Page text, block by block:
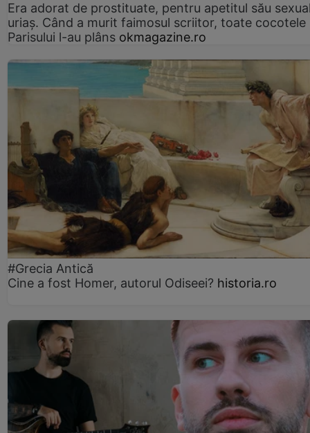
Era adorat de prostituate, pentru apetitul său
uriaș. Când a murit faimosul scriitor, toate cocotele
Parisului l-au plâns okmagazine.ro
#Grecia Antică
Cine a fost Homer, autorul Odiseei? historia.ro